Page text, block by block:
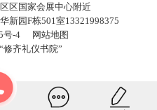
区国家会展中心附近
新园F栋501室13321998375
号-4
网站地图
“修齐礼仪书院”